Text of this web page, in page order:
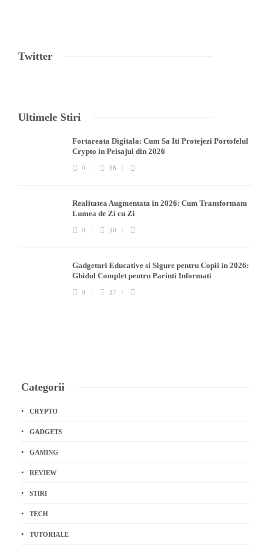
Twitter
Ultimele Stiri
Fortareata Digitala: Cum Sa Iti Protejezi Portofelul
Crypto in Peisajul din 2026
0 36
Realitatea Augmentata in 2026: Cum Transformam
Lumea de Zi cu Zi
0 30
Gadgeturi Educative si Sigure pentru Copii in 2026:
Ghidul Complet pentru Parinti Informati
0 37
Categorii
CRYPTO
GADGETS
GAMING
REVIEW
STIRI
TECH
TUTORIALE